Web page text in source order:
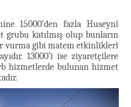
15000’den fazla Huseynî
grubu katılmış olup bunların
vurma gibi matem etkinlikleri
13000’i ise ziyaretçilere
hizmetlerde bulunan hizmet